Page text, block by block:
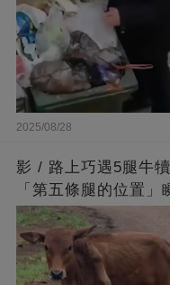
2025/08/28
影 / 路上巧遇5腿牛
「第五條腿的位置」